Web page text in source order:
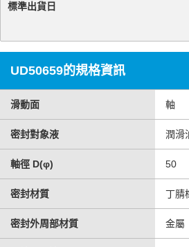
標準出貨日
UD50659的規格資訊
滑動面 軸
密封對象液 潤滑
軸徑 D(φ) 50
密封材質 丁腈
密封外周部材質 金屬